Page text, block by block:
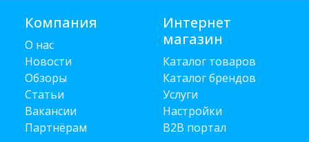
Компания
О нас
Новости
Обзоры
Статьи
Вакансии
Партнёрам
Интернет
магазин
Каталог товаров
Каталог брендов
Услуги
Настройки
B2B портал